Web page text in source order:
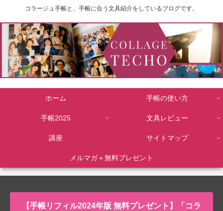
コラージュ手帳と、手帳に合う文具紹介をしているブログです。
ホーム 手帳の使い方
手帳2025 文具レビュー
講座 サイトマップ
メルマガ＋無料プレゼント
【手帳リフィル2024年版 無料プレゼント】「コラ